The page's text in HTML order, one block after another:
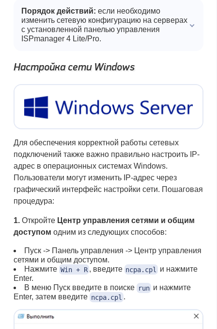
Порядок действий: если необходимо
изменить сетевую конфигурацию на серверах
с установленной панелью управления
ISPmanager 4 Lite/Pro.
Настройка сети Windows
Для обеспечения корректной работы сетевых
подключений также важно правильно настроить IP-
адрес в операционных системах Windows.
Пользователи могут изменить IP-адрес через
графический интерфейс настройки сети. Пошаговая
процедура:
1. Откройте Центр управления сетями и общим
доступом одним из следующих способов:
Пуск -> Панель управления -> Центр управления
сетями и общим доступом.
Нажмите Win + R , введите ncpa.cpl
и нажмите
Enter.
В меню Пуск введите в поиске run и нажмите
Enter, затем введите ncpa.cpl .